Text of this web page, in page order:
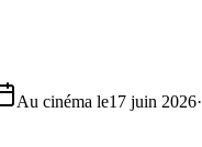
Au cinéma le17 juin 2026·